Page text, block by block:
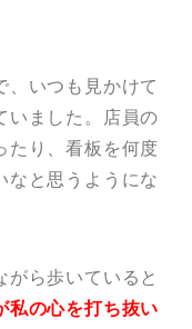
、いつも見かけて
いました。店員の
たり、看板を何度
なと思うようにな
がら歩いていると
私の心を打ち抜い